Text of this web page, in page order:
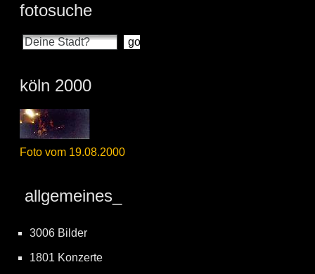
fotosuche
köln 2000
Foto vom 19.08.2000
allgemeines_
3006 Bilder
1801 Konzerte